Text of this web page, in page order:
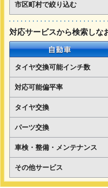
市区町村で絞り込む
対応サービスから検索しな
自動車
タイヤ交換可能インチ数
対応可能偏平率
タイヤ交換
パーツ交換
車検・整備・メンテナンス
その他サービス